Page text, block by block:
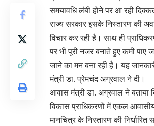
समयावधि लंबी होने पर आ रही
राज्य सरकार इसके निस्तारण की
विचार कर रही है। साथ ही
पर भी पूरी नजर बनाते हुए कमी पाए
जाने का मन बना रही है। यह
मंत्री डा. प्रेमचंद अग्रवाल ने दी।
आवास मंत्री डा. अग्रवाल ने बताया
विकास प्राधिकरणों में एकल
मानचित्र के निस्तारण की निर्धारित